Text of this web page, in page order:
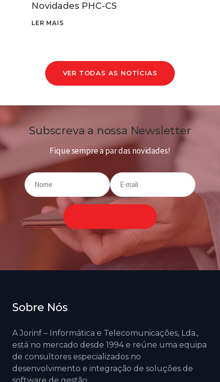
Novidades PHC-CS
LER MAIS
VER TODAS AS NOTÍCIAS
Subscreva a nossa Newsletter
Fique sempre a par das novidades!
Sobre Nós
A Jorinf – Informática e Telecomunicações, Lda.,
está no mercado desde 1994 e reúne uma equipa
de consultores especializados no
desenvolvimento e integração de soluções de
software de gestão.